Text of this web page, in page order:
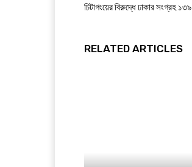
চিটাগংয়ের বিরুদ্ধে ঢাকার সংগ্রহ ১৩৯
RELATED ARTICLES